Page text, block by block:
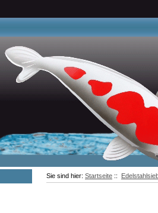
Sie sind hier: Startseite ::